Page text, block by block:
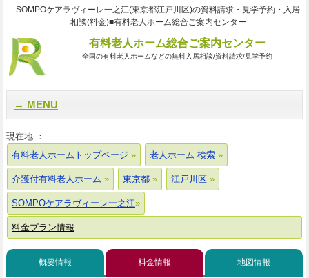
SOMPOケアラヴィーレ一之江(東京都江戸川区)の資料請求・見学予約・入居
相談(料金)■有料老人ホーム総合ご案内センター
有料老人ホーム総合ご案内センター
全国の有料老人ホームなどの無料入居相談/資料請求/見学予約
MENU
現在地 ：
有料老人ホームトップページ
老人ホーム 検索
介護付有料老人ホーム 東京都 江戸川区
SOMPOケアラヴィーレ一之江
料金プラン情報
概要情報 料金情報 地図情報